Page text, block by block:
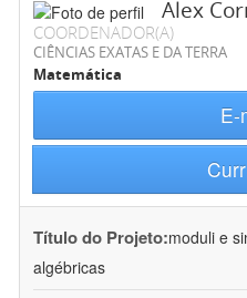
Alex
COORDENADOR(A)
CIÊNCIAS EXATAS E DA TERRA
Matemática
E-
Título do Projeto:moduli e
algébricas